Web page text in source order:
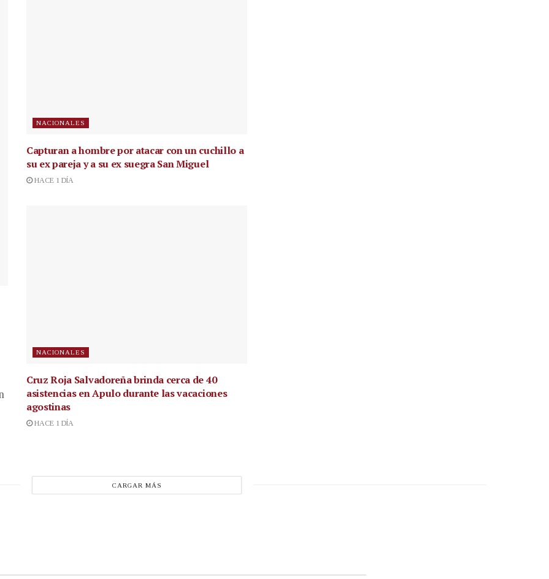
NACIONALES
Capturan a hombre por atacar con un cuchillo a
su ex pareja y a su ex suegra San Miguel
HACE 1 DÍA
NACIONALES
Cruz Roja Salvadoreña brinda cerca de 40
asistencias en Apulo durante las vacaciones
agostinas
HACE 1 DÍA
CARGAR MÁS